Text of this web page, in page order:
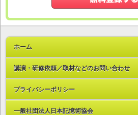
ホーム
講演・研修依頼／取材などのお問い合わせ
プライバシーポリシー
一般社団法人日本記憶術協会